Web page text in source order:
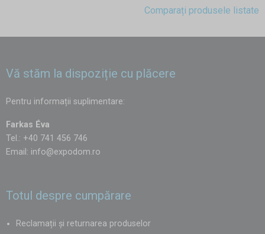
Comparați produsele listate
Vă stăm la dispoziție cu plăcere
Pentru informații suplimentare:
Farkas Éva
Tel.: +40 741 456 746
Email: info@expodom.ro
Totul despre cumpărare
Reclamații și returnarea produselor